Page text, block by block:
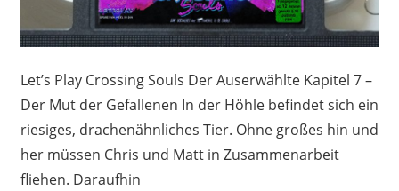
Let’s Play Crossing Souls Der Auserwählte Kapitel 7 –
Der Mut der Gefallenen In der Höhle befindet sich ein
riesiges, drachenähnliches Tier. Ohne großes hin und
her müssen Chris und Matt in Zusammenarbeit
fliehen. Daraufhin